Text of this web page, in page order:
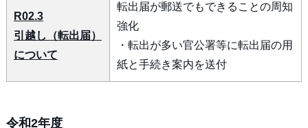
R02.3
引越し（転出届）
について
転出届が郵送でもできることの周知
強化
・転出が多い官公署等に転出届の用
紙と手続き案内を送付
令和2年度